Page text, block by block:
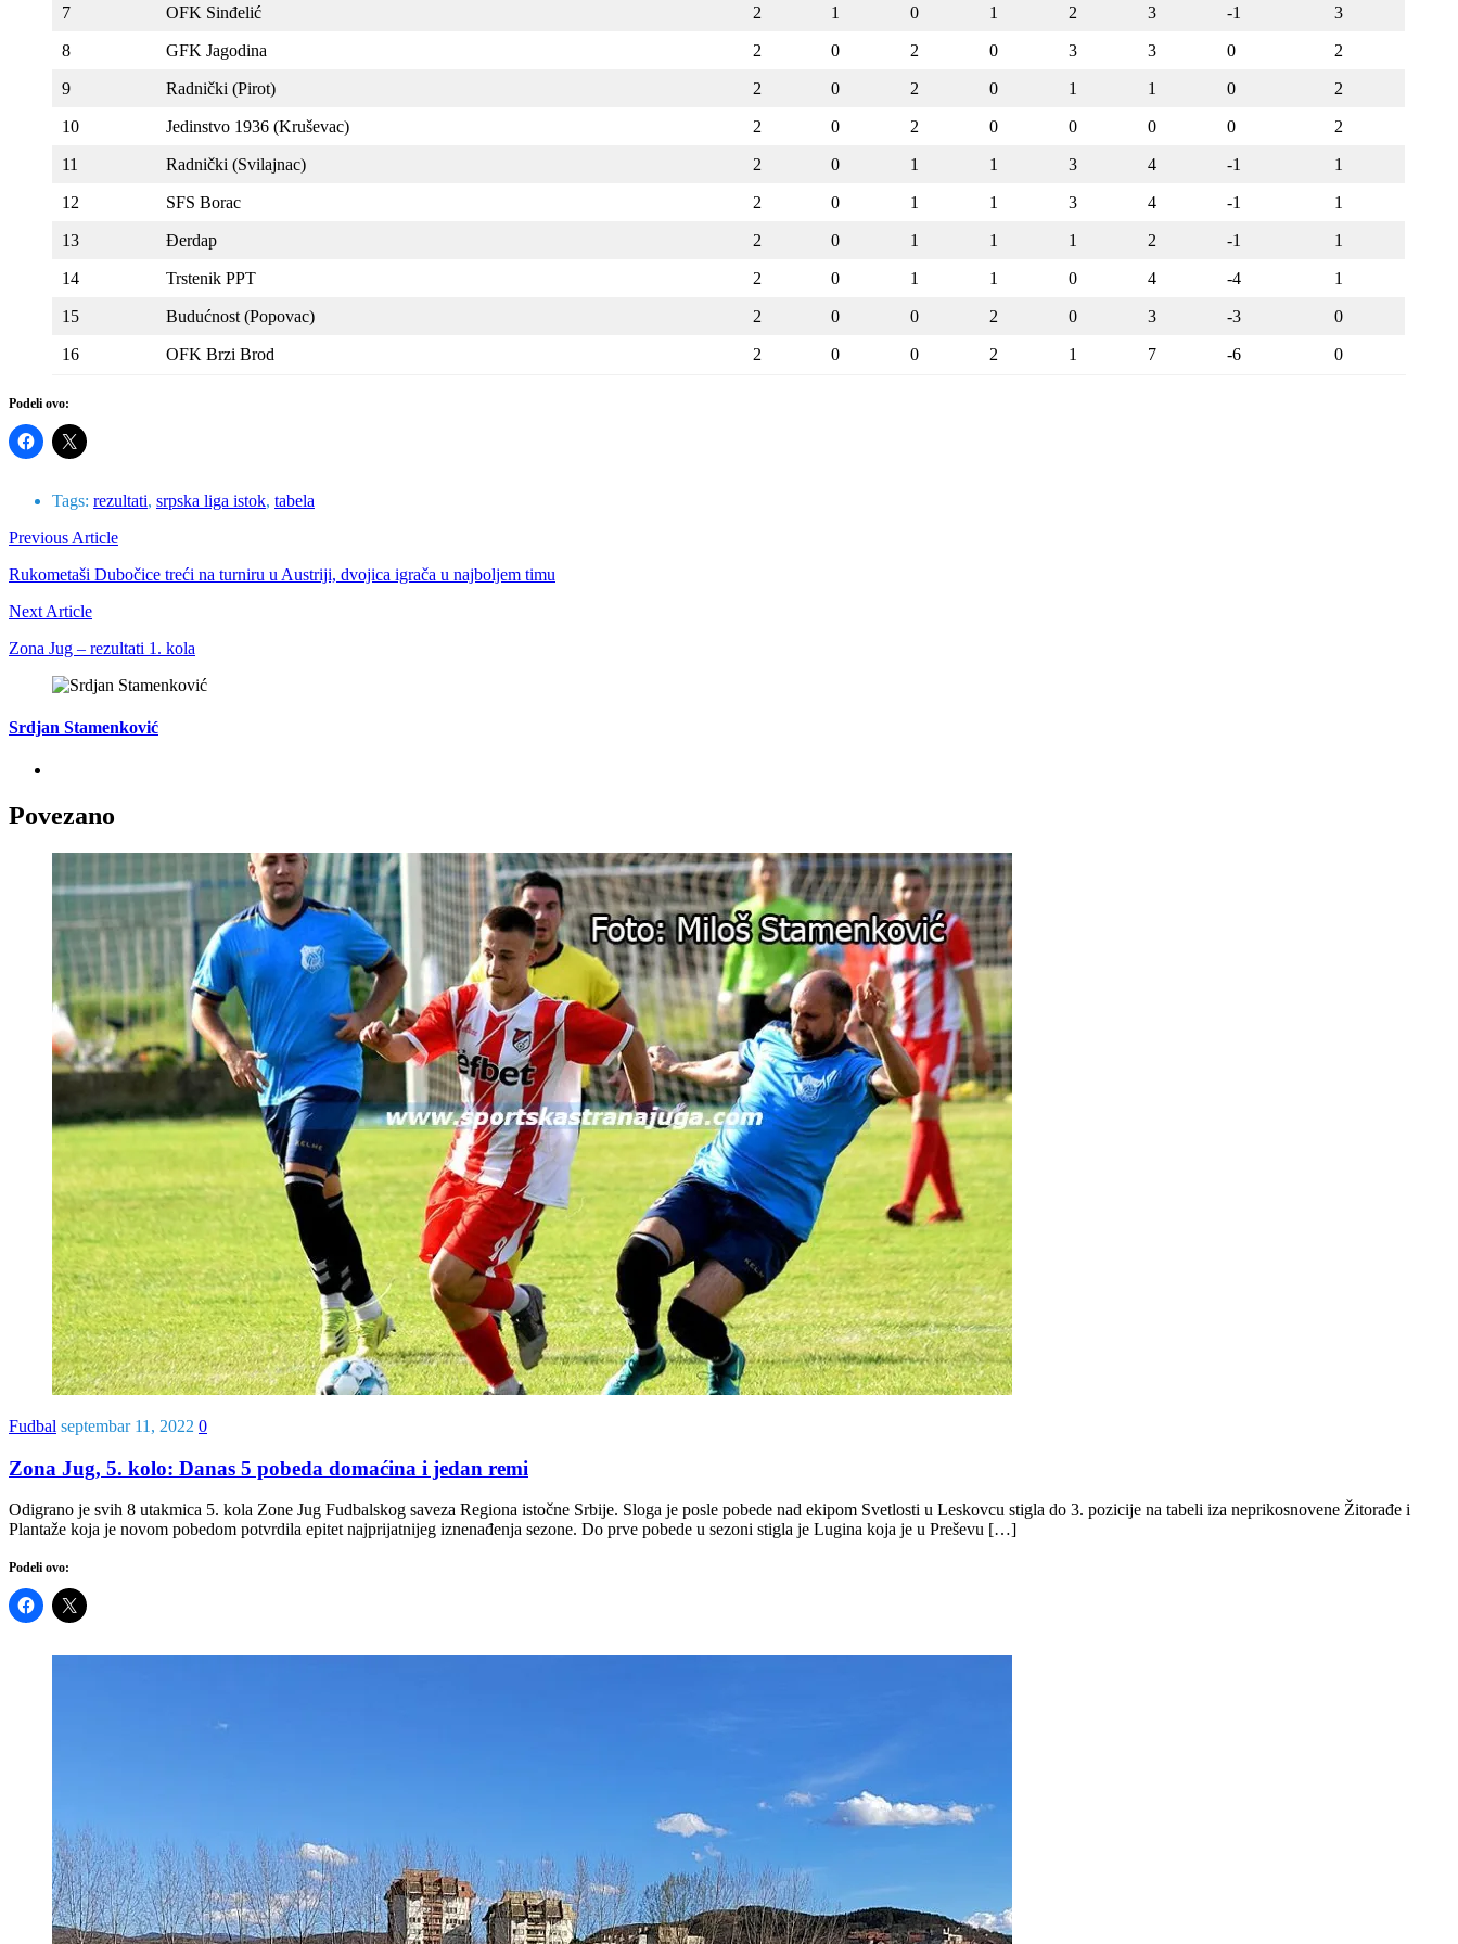
7 OFK Sinđelić 2 1 0 1 2 3 -1 3
8 GFK Jagodina 2 0 2 0 3 3 0 2
9 Radnički (Pirot) 2 0 2 0 1 1 0 2
10 Jedinstvo 1936 (Kruševac) 2 0 2 0 0 0 0 2
11 Radnički (Svilajnac) 2 0 1 1 3 4 -1 1
12 SFS Borac 2 0 1 1 3 4 -1 1
13 Đerdap 2 0 1 1 1 2 -1 1
14 Trstenik PPT 2 0 1 1 0 4 -4 1
15 Budućnost (Popovac) 2 0 0 2 0 3 -3 0
16 OFK Brzi Brod 2 0 0 2 1 7 -6 0
Podeli ovo:
Tags: rezultati, srpska liga istok, tabela
Previous Article
Rukometaši Dubočice treći na turniru u Austriji, dvojica igrača u najboljem timu
Next Article
Zona Jug – rezultati 1. kola
Srdjan Stamenković
Povezano
Fudbal septembar 11, 2022 0
Zona Jug, 5. kolo: Danas 5 pobeda domaćina i jedan remi
Odigrano je svih 8 utakmica 5. kola Zone Jug Fudbalskog saveza Regiona istočne Srbije. Sloga je posle pobede nad ekipom Svetlosti u Leskovcu stigla do 3. pozicije na tabeli iza neprikosnovene Žitorađe i
Plantaže koja je novom pobedom potvrdila epitet najprijatnijeg iznenađenja sezone. Do prve pobede u sezoni stigla je Lugina koja je u Preševu […]
Podeli ovo: